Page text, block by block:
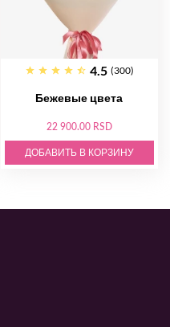
4.5 (300)
Бежевые цвета
22 900.00 RSD
ДОБАВИТЬ В КОРЗИНУ